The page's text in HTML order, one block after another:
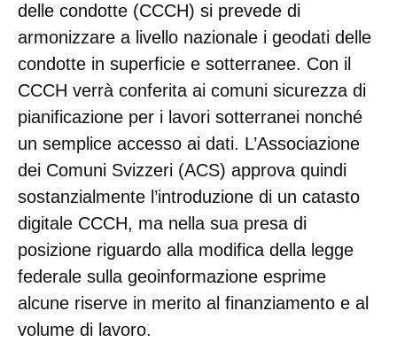
delle condotte (CCCH) si prevede di
armonizzare a livello nazionale i geodati delle
condotte in superficie e sotterranee. Con il
CCCH verrà conferita ai comuni sicurezza di
pianificazione per i lavori sotterranei nonché
un semplice accesso ai dati. L’Associazione
dei Comuni Svizzeri (ACS) approva quindi
sostanzialmente l’introduzione di un catasto
digitale CCCH, ma nella sua presa di
posizione riguardo alla modifica della legge
federale sulla geoinformazione esprime
alcune riserve in merito al finanziamento e al
volume di lavoro.